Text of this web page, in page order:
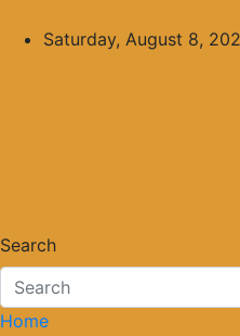
Saturday, August 8,
Search
Home